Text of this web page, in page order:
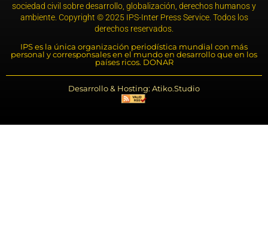
sociedad civil sobre desarrollo, globalización, derechos humanos y
ambiente. Copyright © 2025 IPS-Inter Press Service. Todos los
derechos reservados.
IPS es la única organización periodística mundial con más
personal y corresponsales en el mundo en desarrollo que en los
países ricos. DONAR
Desarrollo & Hosting: Atiko.Studio